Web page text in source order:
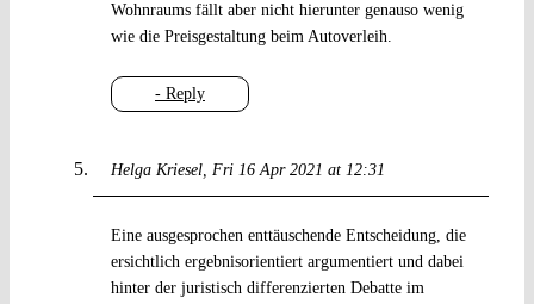
- Reply
Wohnraums fällt aber nicht hierunter genauso wenig
wie die Preisgestaltung beim Autoverleih.
Helga Kriesel Fri 16 Apr 2021 at 12:31
Eine ausgesprochen enttäuschende Entscheidung, die
ersichtlich ergebnisorientiert argumentiert und dabei
hinter der juristisch differenzierten Debatte im